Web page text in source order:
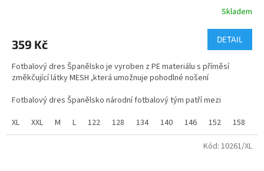
je
z
5
Skladem
359 Kč DETAIL
Fotbalový dres Španělsko je vyroben z PE materiálu s příměsí
změkčující látky MESH ,která umožnuje pohodlné nošení
Fotbalový dres Španělsko národní fotbalový tým patří mezi
tradičnímu designu a barvám.
XL XXL M L 122 128 134 140 146 152 158
Kód: 10261/XL